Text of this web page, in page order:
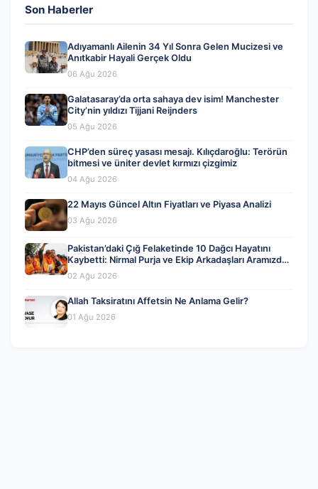
Son Haberler
Adıyamanlı Ailenin 34 Yıl Sonra Gelen Mucizesi ve
Anıtkabir Hayali Gerçek Oldu
06 Ağu 2026
Galatasaray’da orta sahaya dev isim! Manchester
City’nin yıldızı Tijjani Reijnders
05 Ağu 2026
CHP’den süreç yasası mesajı. Kılıçdaroğlu: Terörün
bitmesi ve üniter devlet kırmızı çizgimiz
04 Ağu 2026
22 Mayıs Güncel Altın Fiyatları ve Piyasa Analizi
03 Ağu 2026
Pakistan’daki Çığ Felaketinde 10 Dağcı Hayatını
Kaybetti: Nirmal Purja ve Ekip Arkadaşları Aramızdan
Ayrıldı
02 Ağu 2026
Allah Taksiratını Affetsin Ne Anlama Gelir?
01 Ağu 2026